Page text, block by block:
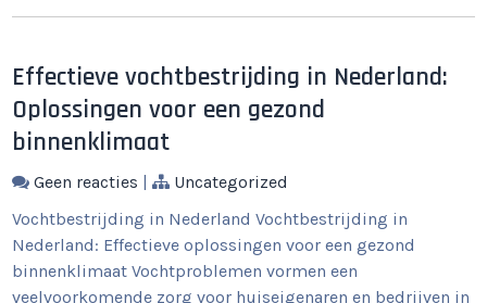
Effectieve vochtbestrijding in Nederland:
Oplossingen voor een gezond
binnenklimaat
Geen reacties |
Uncategorized
Vochtbestrijding in Nederland Vochtbestrijding in
Nederland: Effectieve oplossingen voor een gezond
binnenklimaat Vochtproblemen vormen een
veelvoorkomende zorg voor huiseigenaren en bedrijven in